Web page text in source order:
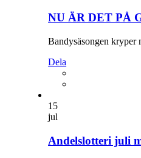
NU ÄR DET PÅ
Bandysäsongen kryper
Dela
15
jul
Andelslotteri juli